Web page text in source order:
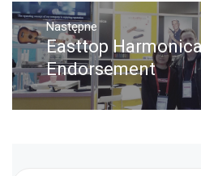
Następne
Następny
post:
Easttop
Endorsement